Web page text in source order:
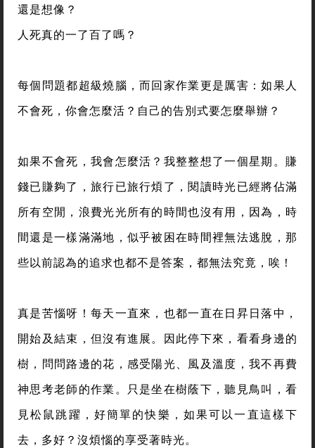
還是想像？
人死真的一了百了嗎？
每個問題都超級燒腦，而回家作業更是厲害：如果人
不會死，你會怎麼活？自己的告別式要怎麼舉辦？
如果不會死，我會怎麼活？我整整想了一個星期。賺
錢已賺夠了，旅行已旅行煩了，閱讀時光已經將佔滿
所有空閒，浪費光光所有的時間也沒有用，因為，時
間還是一樣滿滿地，似乎被困在時間裡無法逃脫，那
些以前認為的追求也都不是答案，都無法究竟，唉！
真是苦惱呀！每天一直來，也都一直在日昇日落中，
開始及結束，但沒有進展。因此停下來，看看身邊的
樹，問問路邊的花，感受陽光、風及溫度，我不再費
神思考老師的作業。只是坐在樹蔭下，聽見鳥叫，看
見松鼠跳躍，好簡單的快樂，如果可以一直這樣下
去，多好？沒煩惱的享受著時光。